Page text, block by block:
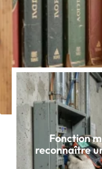
Fonction
reconnaître